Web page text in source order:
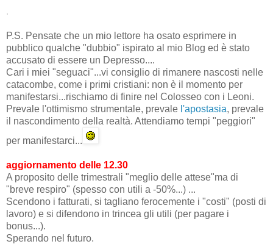
.
P.S. Pensate che un mio lettore ha osato esprimere in
pubblico qualche "dubbio" ispirato al mio Blog ed è stato
accusato di essere un Depresso....
Cari i miei "seguaci"...vi consiglio di rimanere nascosti nelle
catacombe, come i primi cristiani: non è il momento per
manifestarsi...rischiamo di finire nel Colosseo con i Leoni.
Prevale l'ottimismo strumentale, prevale l'apostasia, prevale
il nascondimento della realtà. Attendiamo tempi "peggiori"
per manifestarci...
aggiornamento delle 12.30
A proposito delle trimestrali "meglio delle attese"ma di
"breve respiro" (spesso con utili a -50%...) ...
Scendono i fatturati, si tagliano ferocemente i "costi" (posti di
lavoro) e si difendono in trincea gli utili (per pagare i
bonus...).
Sperando nel futuro.